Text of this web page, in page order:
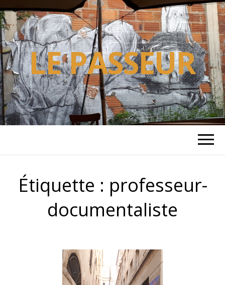
LE PASSEUR
Étiquette : professeur-
documentaliste